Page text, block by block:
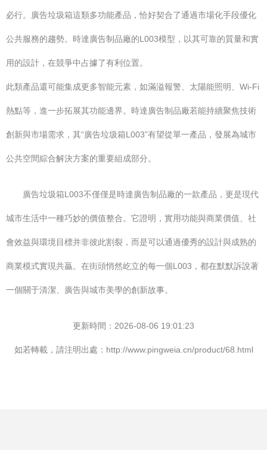
必行。廣告垃圾箱這類多功能產品，恰好契合了通過市場化手段優化
公共服務的趨勢。時達廣告制品廠的L003模型，以其可靠的質量和實
用的設計，在競爭中占據了有利位置。
此類產品還可能集成更多智能元素，如滿溢報警、太陽能照明、Wi-Fi
熱點等，進一步拓展其功能邊界。時達廣告制品廠若能持續聚焦技術
創新與市場需求，其“廣告垃圾箱L003”有望從單一產品，發展為城市
公共空間綜合解決方案的重要組成部分。
廣告垃圾箱L003不僅僅是時達廣告制品廠的一款產品，更是現代
城市生活中一種巧妙的價值整合。它證明，實用功能與商業價值、社
會效益與環境目標并非彼此割裂，而是可以通過優秀的設計與成熟的
商業模式實現共贏。在街頭悄然屹立的每一個L003，都在默默訴說著
一個關于清潔、廣告與城市美學的創新故事。
更新時間：2026-08-06 19:01:23
如若轉載，請注明出處：http://www.pingweia.cn/product/68.html